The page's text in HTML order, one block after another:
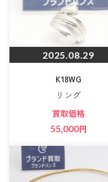
2025.08.29
K18WG
リング
買取価格
55,000円